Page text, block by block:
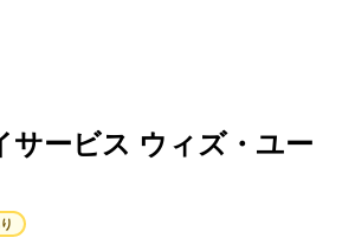
サービス ウィズ・ユー